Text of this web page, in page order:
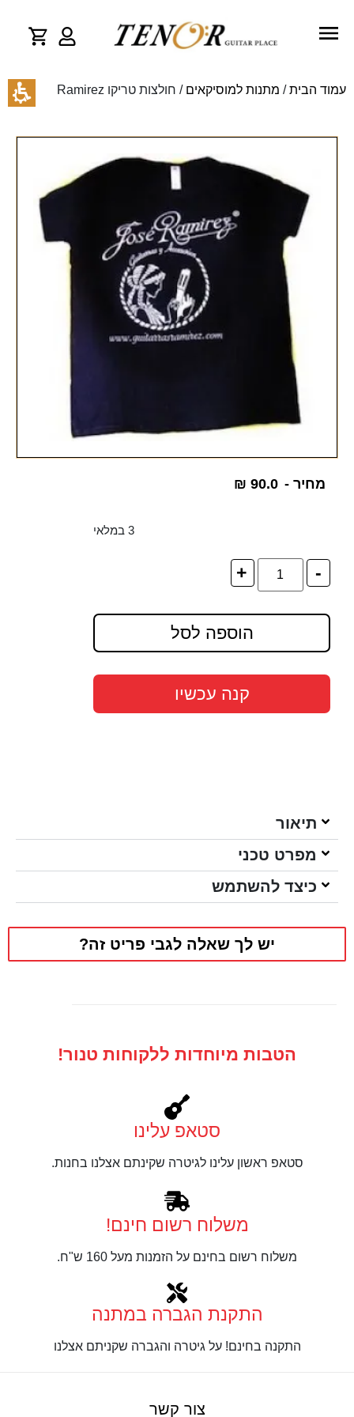
עמוד הבית/ מתנות למוסיקאים / חולצות טריקו Ramirez
מחיר - ₪ 90.0
3 במלאי
-
+
הוספה לסל
קנה עכשיו
תיאור
מפרט טכני
כיצד להשתמש
יש לך שאלה לגבי פריט זה?
הטבות מיוחדות ללקוחות טנור!
סטאפ עלינו
סטאפ ראשון עלינו לגיטרה שקינתם אצלנו בחנות.
משלוח רשום חינם!
משלוח רשום בחינם על הזמנות מעל 160 ש"ח.
התקנת הגברה במתנה
התקנה בחינם! על גיטרה והגברה שקניתם אצלנו
צור קשר